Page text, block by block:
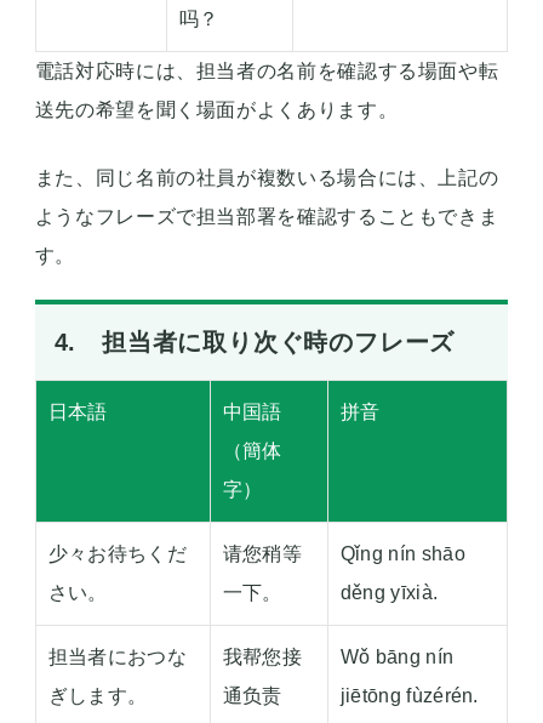
吗？
電話対応時には、担当者の名前を確認する場面や転
送先の希望を聞く場面がよくあります。
また、同じ名前の社員が複数いる場合には、上記の
ようなフレーズで担当部署を確認することもできま
す。
4. 担当者に取り次ぐ時のフレーズ
日本語
中国語
（簡体
字）
拼音
少々お待ちくだ
さい。
请您稍等
一下。
Qǐng nín shāo
děng yīxià.
担当者におつな
ぎします。
我帮您接
通负责
Wǒ bāng nín
jiētōng fùzérén.